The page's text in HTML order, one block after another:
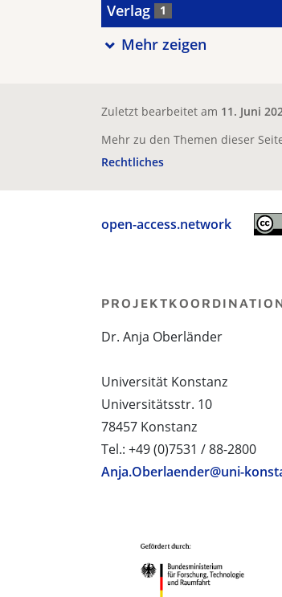
Verlag 1
Mehr zeigen
Zuletzt bearbeitet am 11. Juni
Mehr zu den Themen dieser
Rechtliches
open-access.network
Dr. Anja Oberländer
Universität Konstanz
Universitätsstr. 10
78457 Konstanz
Tel.: +49 (0)7531 / 88-2800
Anja.Oberlaender@uni-